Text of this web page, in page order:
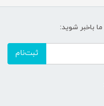
باخبر شوید:
ثبت‌نام